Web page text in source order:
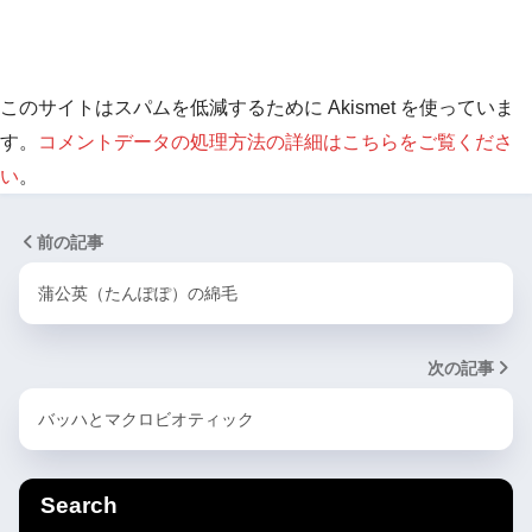
このサイトはスパムを低減するために Akismet を使っていま
す。
コメントデータの処理方法の詳細はこちらをご覧くださ
い。
前の記事
蒲公英（たんぽぽ）の綿毛
次の記事
バッハとマクロビオティック
Search